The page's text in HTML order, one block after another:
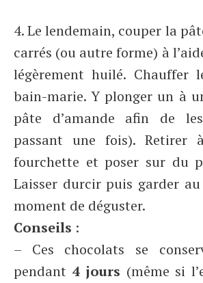
4. Le lendemain, couper la
carrés (ou autre forme) à
légèrement huilé. Chauffer
bain-marie. Y plonger un à
pâte d’amande afin de
passant une fois). Retirer
fourchette et poser sur du
Laisser durcir puis garder au
moment de déguster.
Conseils :
– Ces chocolats se
pendant 4 jours (même si